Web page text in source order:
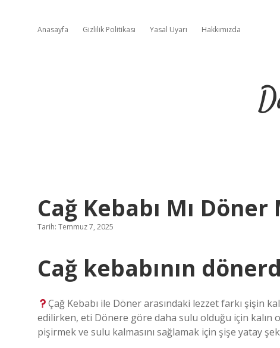
Anasayfa Gizlilik Politikası Yasal Uyarı Hakkımızda
Cağ Kebabı Mı Döner
Tarih: Temmuz 7, 2025
Cağ kebabının
Çağ Kebabı ile Döner arasındaki lezzet farkı şişin
edilirken, eti Dönere göre daha sulu olduğu için kalın
pişirmek ve sulu kalmasını sağlamak için şişe yatay